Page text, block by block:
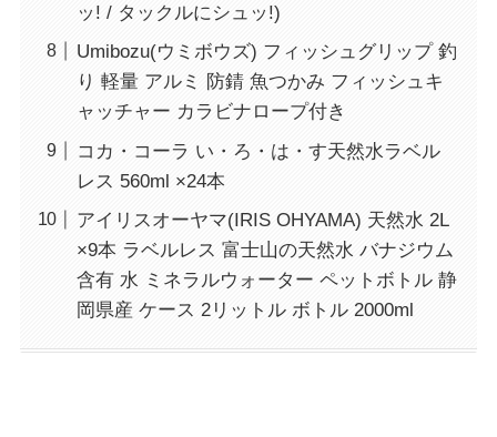
ッ! / タックルにシュッ!)
Umibozu(ウミボウズ) フィッシュグリップ 釣
り 軽量 アルミ 防錆 魚つかみ フィッシュキ
ャッチャー カラビナロープ付き
コカ・コーラ い・ろ・は・す天然水ラベル
レス 560ml ×24本
アイリスオーヤマ(IRIS OHYAMA) 天然水 2L
×9本 ラベルレス 富士山の天然水 バナジウム
含有 水 ミネラルウォーター ペットボトル 静
岡県産 ケース 2リットル ボトル 2000ml